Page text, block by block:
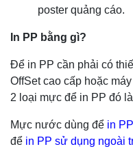
poster quảng cáo.
In PP bằng gì?
Để in PP cần phải có
OffSet cao cấp hoặc
2 loại mực để in PP đó
Mực nước dùng để in
để in PP sử dụng ngoài